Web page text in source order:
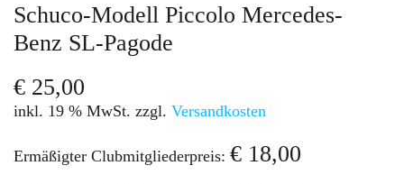
Schuco-Modell Piccolo Mercedes-
Benz SL-Pagode
€ 25,00
inkl. 19 % MwSt. zzgl. Versandkosten
Ermäßigter Clubmitgliederpreis: € 18,00